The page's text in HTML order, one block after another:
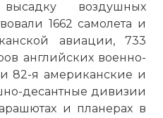
воздушных
1662 самолета и
авиации, 733
английских военно-
82-я американские и
десантные дивизии
и планерах в